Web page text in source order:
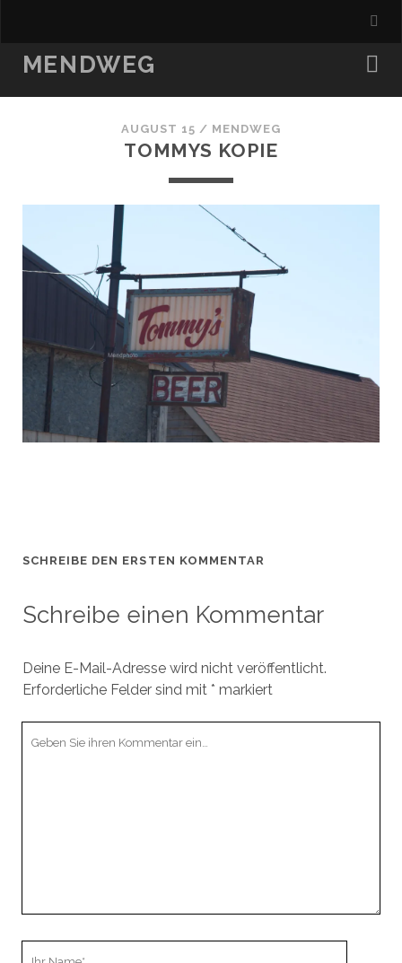
MENDWEG
AUGUST 15 / MENDWEG
TOMMYS KOPIE
SCHREIBE DEN ERSTEN KOMMENTAR
Schreibe einen Kommentar
Deine E-Mail-Adresse wird nicht veröffentlicht.
Erforderliche Felder sind mit * markiert